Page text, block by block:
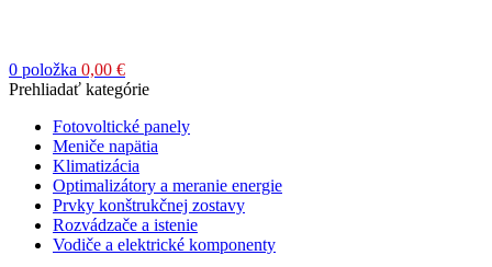
0 položka 0,00 €
Prehliadať kategórie
Fotovoltické panely
Meniče napätia
Klimatizácia
Optimalizátory a meranie energie
Prvky konštrukčnej zostavy
Rozvádzače a istenie
Vodiče a elektrické komponenty